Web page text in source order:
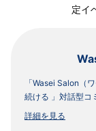
定イ
「Wasei Salon（
続ける 」対話型コ
詳細を見る